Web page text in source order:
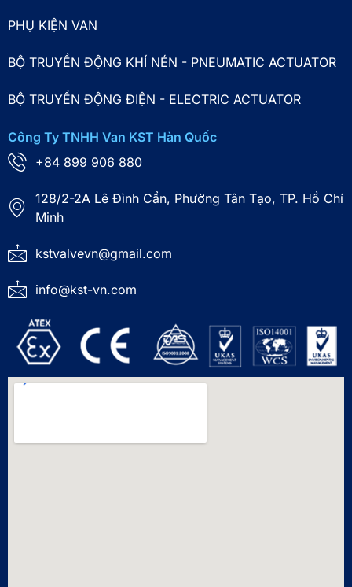
PHỤ KIỆN VAN
BỘ TRUYỀN ĐỘNG KHÍ NÉN - PNEUMATIC ACTUATOR
BỘ TRUYỀN ĐỘNG ĐIỆN - ELECTRIC ACTUATOR
Công Ty TNHH Van KST Hàn Quốc
+84 899 906 880
128/2-2A Lê Đình Cẩn, Phường Tân Tạo, TP. Hồ Chí
Minh
kstvalvevn@gmail.com
info@kst-vn.com